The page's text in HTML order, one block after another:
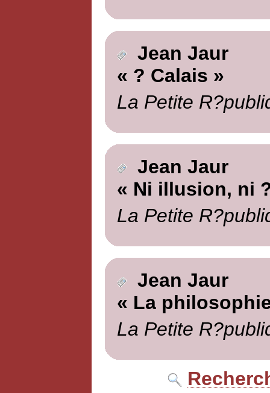
Jean Jaur
« ? Calais »
La Petite
Jean Jaur
« Ni illusion, ni
La Petite
Jean Jaur
« La
La Petite